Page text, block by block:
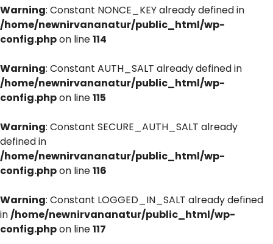
Warning: Constant NONCE_KEY already defined in
/home/newnirvananatur/public_html/wp-
config.phpon line114
Warning: Constant AUTH_SALT already defined in
/home/newnirvananatur/public_html/wp-
config.phpon line115
Warning: Constant SECURE_AUTH_SALT already
defined in
/home/newnirvananatur/public_html/wp-
config.phpon line116
Warning: Constant LOGGED_IN_SALT already defined
in/home/newnirvananatur/public_html/wp-
config.phpon line117